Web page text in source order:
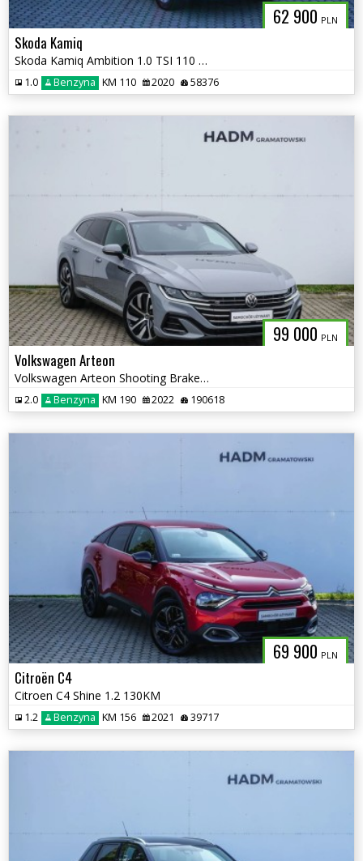
62 900 PLN
Skoda Kamiq
Skoda Kamiq Ambition 1.0 TSI 110 KM
1.0 Benzyna KM 110 2020 58376
99 000 PLN
Volkswagen Arteon
Volkswagen Arteon Shooting Brake R-line 2.0 TSI 190 KM DSG
2.0 Benzyna KM 190 2022 190618
69 900 PLN
Citroën C4
Citroen C4 Shine 1.2 130KM
1.2 Benzyna KM 156 2021 39717